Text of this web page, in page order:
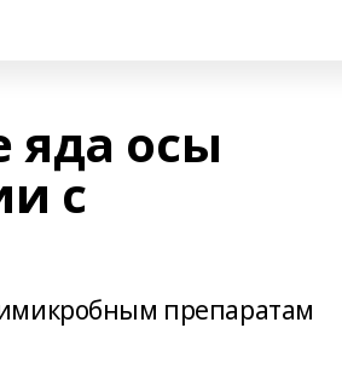
яда осы
с
препаратам